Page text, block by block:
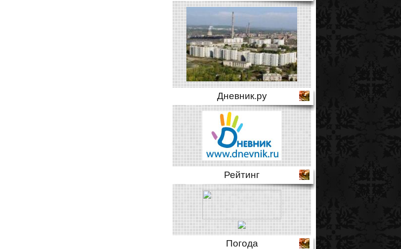
Дневник.ру
Рейтинг
Погода